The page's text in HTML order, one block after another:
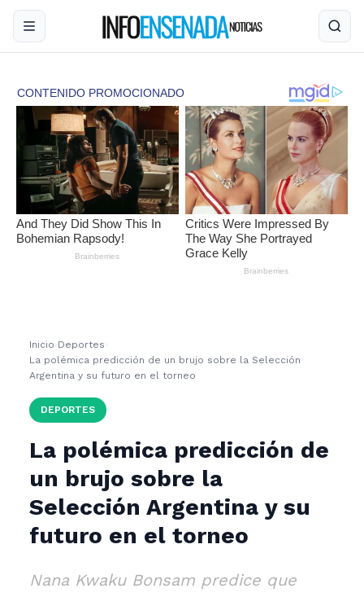
Inicio ›Deportes ›
La polémica predicción de un brujo sobre la Selección
Argentina y su futuro en el torneo
DEPORTES
La polémica predicción de
un brujo sobre la
Selección Argentina y su
futuro en el torneo
Nana Kwaku Bonsam predice que